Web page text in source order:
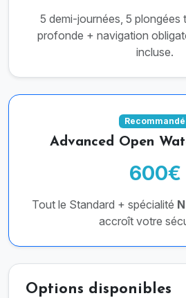
5 demi-journées, 5 plongées
profonde + navigation
incluse.
Recommandé
Advanced Open
600€
Tout le Standard + spécialité
accroît votre
Options disponibles